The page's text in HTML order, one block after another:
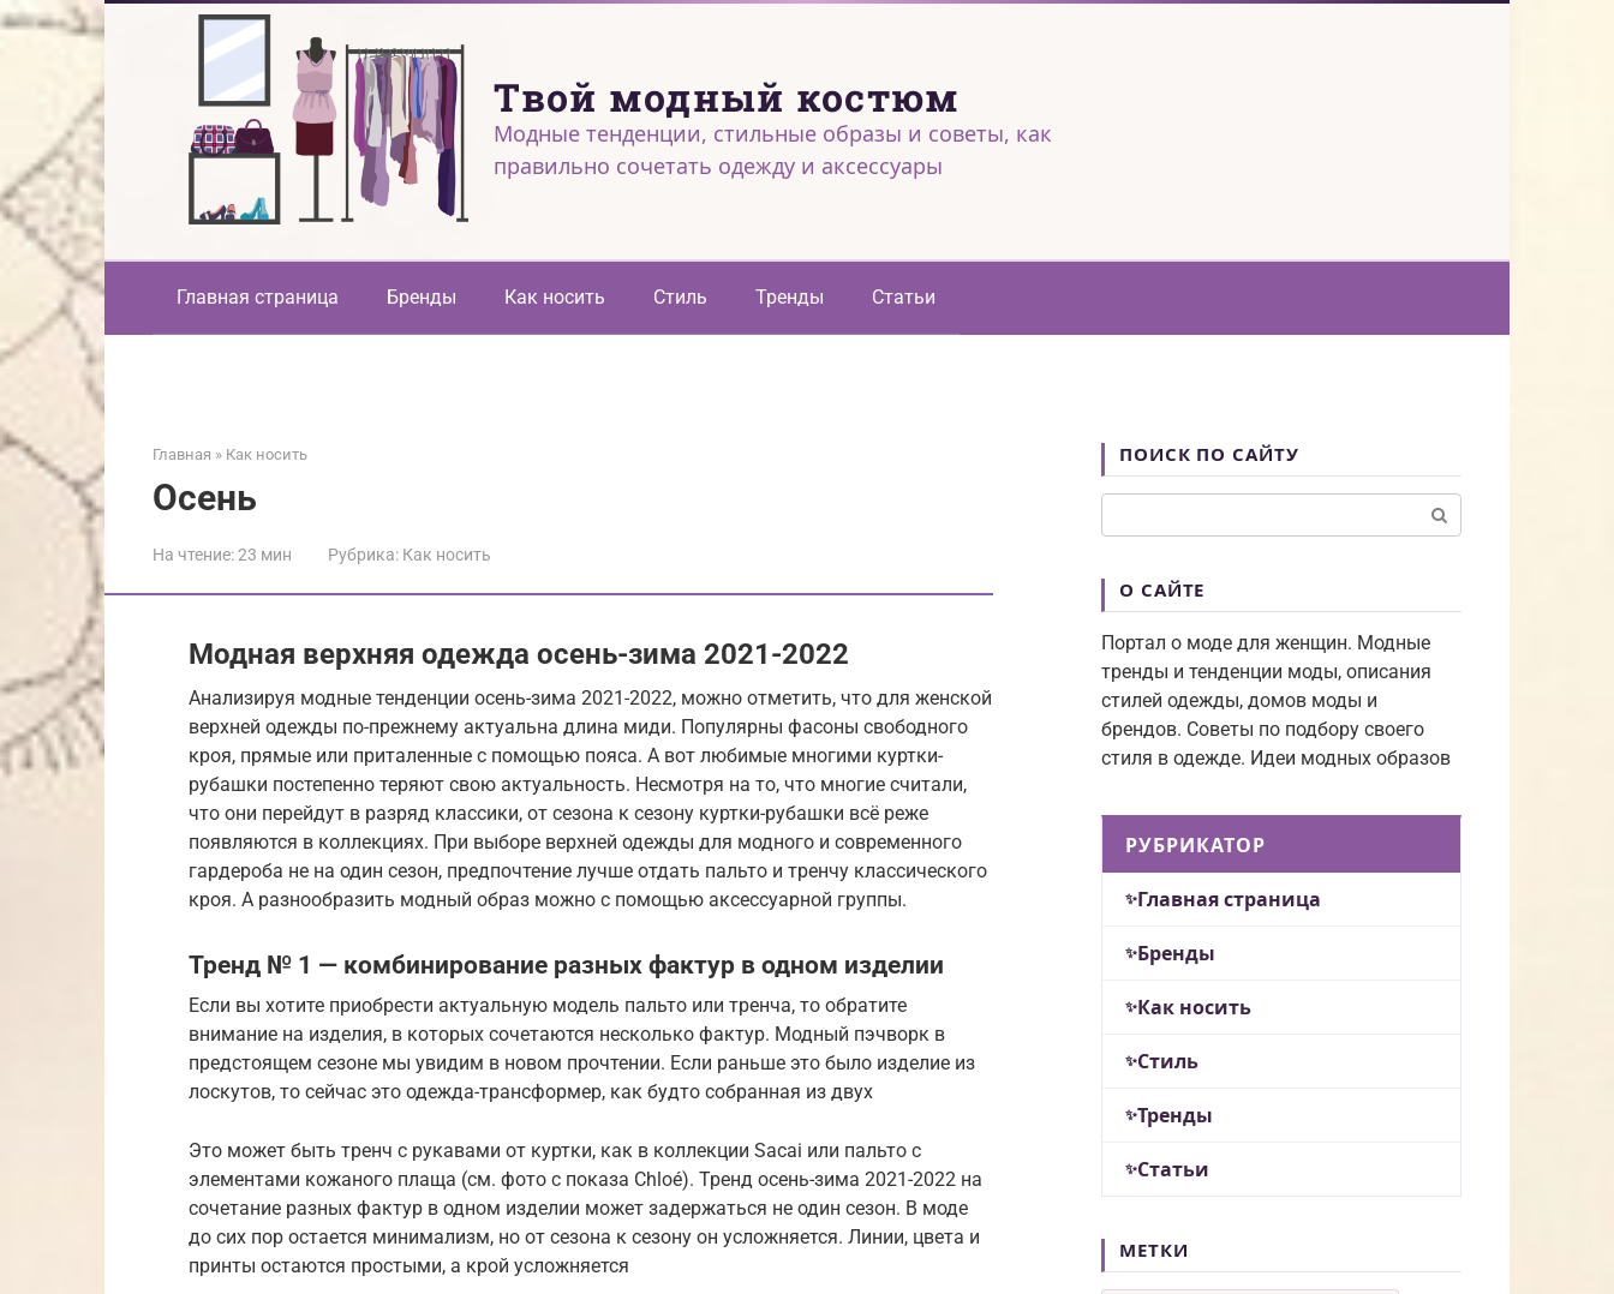
Перейти
Твой модный костюм
Модные тенденции, стильные образы и советы, как
правильно сочетать одежду и аксессуары
Главная страница Бренды Как носить Стиль Тренды Статьи
Главная » Как носить
Осень
На чтение:23 мин Рубрика: Как носить
Модная верхняя одежда осень-зима 2021-2022
Анализируя модные тенденции осень-зима 2021-2022, можно отметить, что для женской
верхней одежды по-прежнему актуальна длина миди. Популярны фасоны свободного
кроя, прямые или приталенные с помощью пояса. А вот любимые многими куртки-
рубашки постепенно теряют свою актуальность. Несмотря на то, что многие считали,
что они перейдут в разряд классики, от сезона к сезону куртки-рубашки всё реже
появляются в коллекциях. При выборе верхней одежды для модного и современного
гардероба не на один сезон, предпочтение лучше отдать пальто и тренчу классического
кроя. А разнообразить модный образ можно с помощью аксессуарной группы.
Тренд № 1 — комбинирование разных фактур в одном изделии
Если вы хотите приобрести актуальную модель пальто или тренча, то обратите
внимание на изделия, в которых сочетаются несколько фактур. Модный пэчворк в
предстоящем сезоне мы увидим в новом прочтении. Если раньше это было изделие из
лоскутов, то сейчас это одежда-трансформер, как будто собранная из двух
Это может быть тренч с рукавами от куртки, как в коллекции Sacai или пальто с
элементами кожаного плаща (см. фото с показа Chloé). Тренд осень-зима 2021-2022 на
сочетание разных фактур в одном изделии может задержаться не один сезон. В моде
до сих пор остается минимализм, но от сезона к сезону он усложняется. Линии, цвета и
принты остаются простыми, а крой усложняется
ПОИСК ПО САЙТУ
О САЙТЕ
Портал о моде для женщин. Модные
тренды и тенденции моды, описания
стилей одежды, домов моды и
брендов. Советы по подбору своего
стиля в одежде. Идеи модных образов
РУБРИКАТОР
Главная страница
Бренды
Как носить
Стиль
Тренды
Статьи
МЕТКИ